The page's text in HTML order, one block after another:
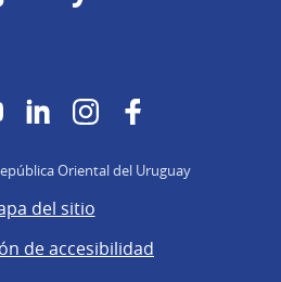
YouTubeLinkedInInstagram
Oriental del Uruguay
del sitio
de accesibilidad